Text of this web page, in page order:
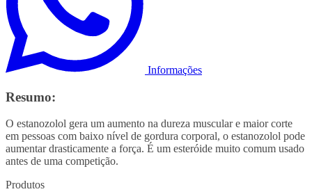
Informações
Resumo:
O estanozolol gera um aumento na dureza muscular e maior corte
em pessoas com baixo nível de gordura corporal, o estanozolol pode
aumentar drasticamente a força. É um esteróide muito comum usado
antes de uma competição.
Produtos